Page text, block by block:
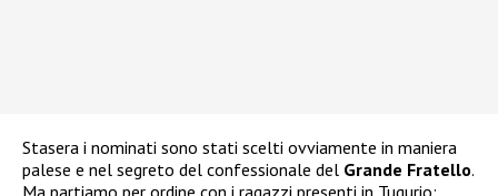
Stasera i nominati sono stati scelti ovviamente in maniera
palese e nel segreto del confessionale del Grande Fratello.